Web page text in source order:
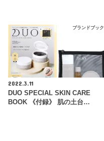
ブランドブック
2022.3.11
DUO SPECIAL SKIN CARE
BOOK 《付録》 肌の土台…